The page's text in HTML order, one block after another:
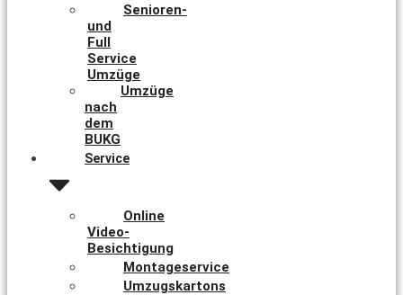
Senioren-
und
Full
Service
Umzüge
Umzüge
nach
dem
BUKG
Service
Online
Video-
Besichtigung
Montageservice
Umzugskartons